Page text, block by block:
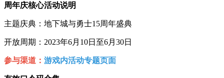
周年庆核心活动说明
主题庆典：地下城与勇士15周年盛典
开放周期：2023年6月10日至6月30日
参与渠道： 游戏内活动专题页面